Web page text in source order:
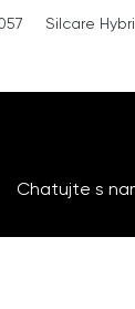
Silcare
Chatujte s